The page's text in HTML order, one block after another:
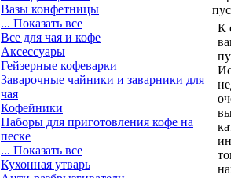
Вазы конфетницы
... Показать все
Все для чая и кофе
Аксессуары
Гейзерные кофеварки
Заварочные чайники и заварники для
чая
Кофейники
Наборы для приготовления кофе на
песке
... Показать все
Кухонная утварь
К